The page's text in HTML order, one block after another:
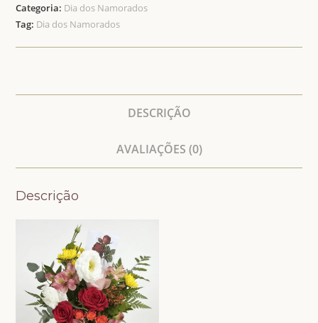
Categoria: Dia dos Namorados
Tag: Dia dos Namorados
DESCRIÇÃO
AVALIAÇÕES (0)
Descrição